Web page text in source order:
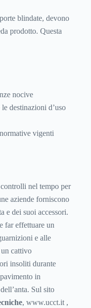
blindate, devono
prodotto. Questa
nocive
destinazioni d’uso
vigenti
nel tempo per
aziende forniscono
e dei suoi accessori.
far effettuare un
e alle
un cattivo
insoliti durante
in
Sul sito
, www.ucct.it ,